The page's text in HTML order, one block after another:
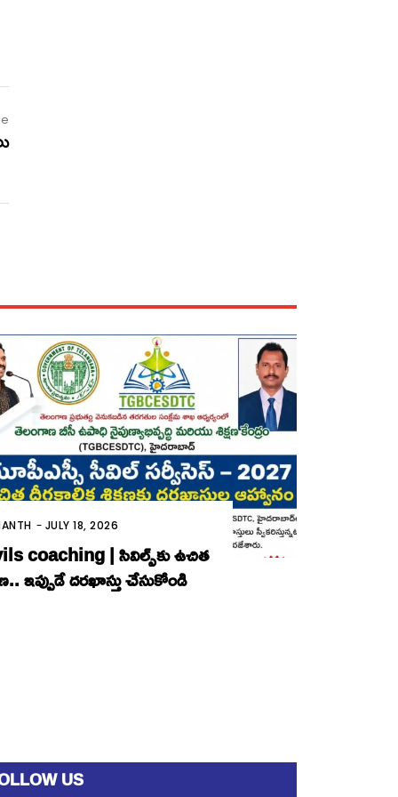
- JULY 18, 2026
coaching | సివిల్స్‌కు ఉచిత
ఇప్పుడే ద‌ర‌ఖాస్తు చేసుకోండి
US